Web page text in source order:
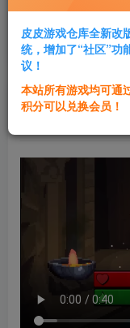
黄金会员免
群主1号
皮皮游戏仓库全新改
统，增加了“社区”功
议！
本站所有游戏均可通
积分可以兑换会员！